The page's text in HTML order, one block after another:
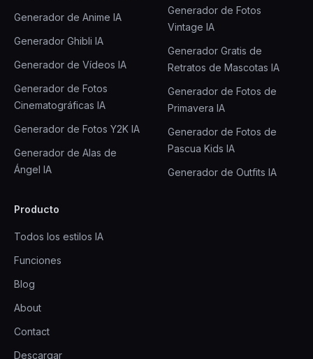
Generador de Anime IA
Generador Ghibli IA
Generador de Vídeos IA
Generador de Fotos
Cinematográficas IA
Generador de Fotos Y2K IA
Generador de Alas de
Ángel IA
Generador de Fotos
Vintage IA
Generador Gratis de
Retratos de Mascotas IA
Generador de Fotos de
Primavera IA
Generador de Fotos de
Pascua Kids IA
Generador de Outfits IA
Producto
Todos los estilos IA
Funciones
Blog
About
Contact
Descargar